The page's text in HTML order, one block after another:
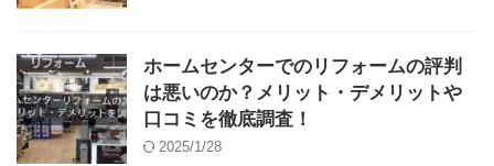
ホームセンターでのリフォームの評判
は悪いのか？メリット・デメリットや
口コミを徹底調査！
2025/1/28